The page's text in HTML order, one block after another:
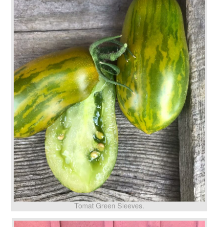
Tomat Green Sleeves.